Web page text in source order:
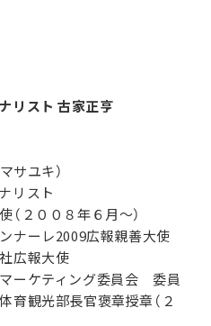
リスト 古家正亨
サユキ）
リスト
２００８年６月～）
ナーレ2009広報親善大使
広報大使
ーケティング委員会 委員
観光部長官褒章授章（２